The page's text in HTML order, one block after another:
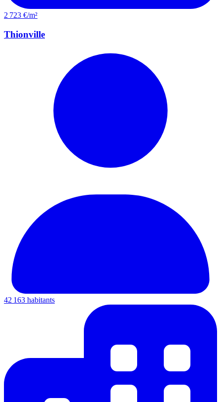
2 723 €/m²
Thionville
42 163 habitants